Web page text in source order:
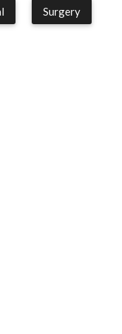
Surgery